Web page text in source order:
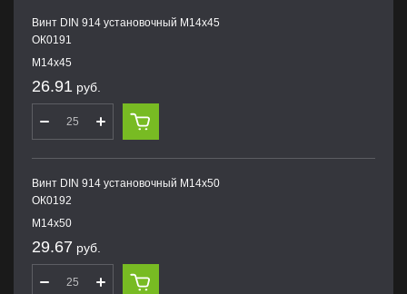
Винт DIN 914 установочный М14х45
ОК0191
М14х45
26.91 руб.
Винт DIN 914 установочный М14х50
ОК0192
М14х50
29.67 руб.